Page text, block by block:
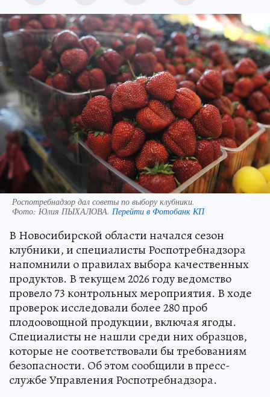
Роспотребнадзор дал советы по выбору клубники.
Фото: Юлия ПЫХАЛОВА. Перейти в Фотобанк КП
В Новосибирской области начался сезон
клубники, и специалисты Роспотребнадзора
напомнили о правилах выбора качественных
продуктов. В текущем 2026 году ведомство
провело 73 контрольных мероприятия. В ходе
проверок исследовали более 280 проб
плодоовощной продукции, включая ягоды.
Специалисты не нашли среди них образцов,
которые не соответствовали бы требованиям
безопасности. Об этом сообщили в пресс-
службе Управления Роспотребнадзора.